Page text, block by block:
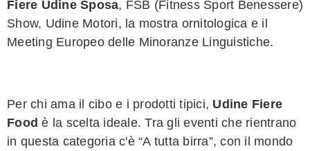
Fiere Udine Sposa, FSB (Fitness Sport Benessere)
Show, Udine Motori, la mostra ornitologica e il
Meeting Europeo delle Minoranze Linguistiche.
Per chi ama il cibo e i prodotti tipici, Udine Fiere
Food è la scelta ideale. Tra gli eventi che rientrano
in questa categoria c'è “A tutta birra”, con il mondo